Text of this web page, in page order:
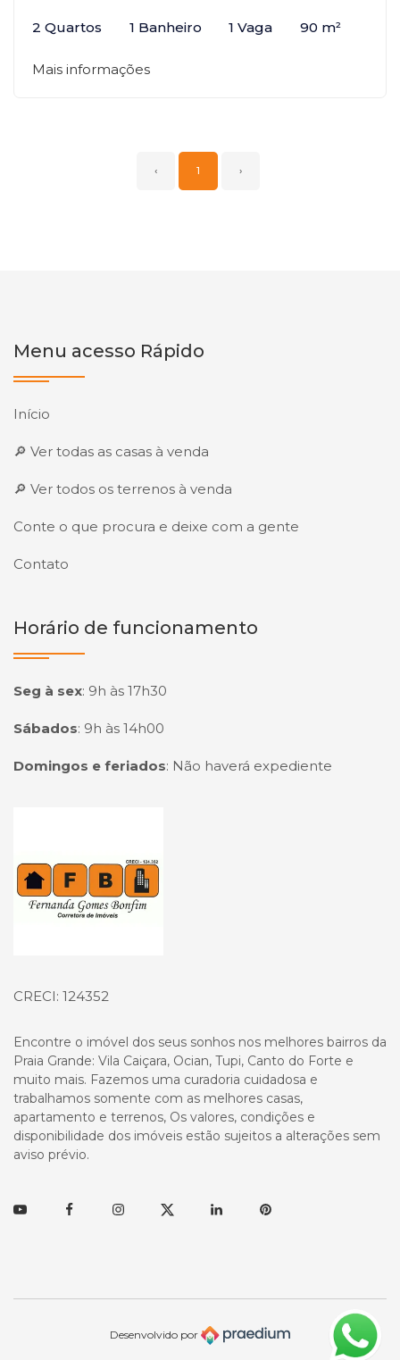
2 Quartos 1 Banheiro 1 Vaga 90 m²
Mais informações
‹ 1 ›
Menu acesso Rápido
Início
🔎 Ver todas as casas à venda
🔎 Ver todos os terrenos à venda
Conte o que procura e deixe com a gente
Contato
Horário de funcionamento
Seg à sex: 9h às 17h30
Sábados: 9h às 14h00
Domingos e feriados: Não haverá expediente
CRECI: 124352
Encontre o imóvel dos seus sonhos nos melhores bairros da
Praia Grande: Vila Caiçara, Ocian, Tupi, Canto do Forte e
muito mais. Fazemos uma curadoria cuidadosa e
trabalhamos somente com as melhores casas,
apartamento e terrenos, Os valores, condições e
disponibilidade dos imóveis estão sujeitos a alterações sem
aviso prévio.
YoutubeFacebookInstagramTwitter LinkedinPinterest
Desenvolvido por